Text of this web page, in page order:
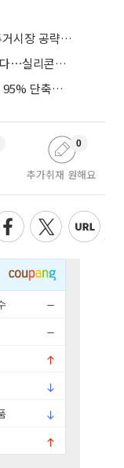
유럽서 키운 히트펌프…삼성·LG, 국내 주거시장 공략 ‘속도’
이재용·최태원·이해진, 美서 젠슨황 만난다⋯실리콘밸리 집결하는 AI리더
최정연 삼성전자 부사장 "PDK 리타기팅 95% 단축…에이전트 AI 시범 활용"
추가취재 원해요
0